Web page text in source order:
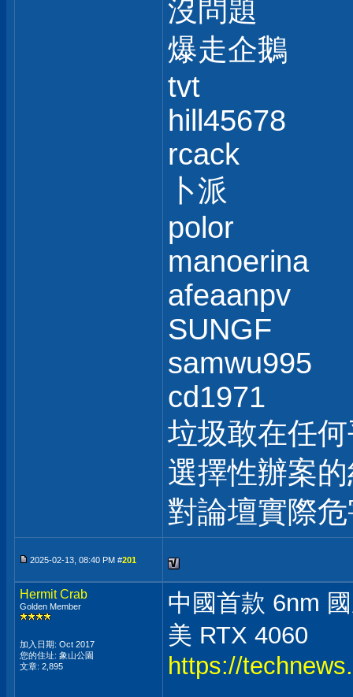
沒問題
爆走企鵝
tvt
hill45678
rcack
卜派
polor
manoerina
afeaanpv
SUNGF
samwu995
cd1971
垃圾敢在任
選擇性辦案
對論壇實際
2025-02-13, 08:40 PM #201
Hermit Crab
Golden Member
加入日期: Oct 2017
您的住址: 象山公園
文章: 2,895
中國首款 6nm
美 RTX 4060
https://